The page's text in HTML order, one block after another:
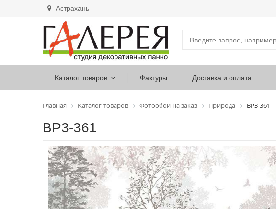
Астрахань
Каталог товаров Фактуры Доставка и оплата
Главная Каталог товаров Фотообои на заказ Природа ВР3-361
ВР3-361